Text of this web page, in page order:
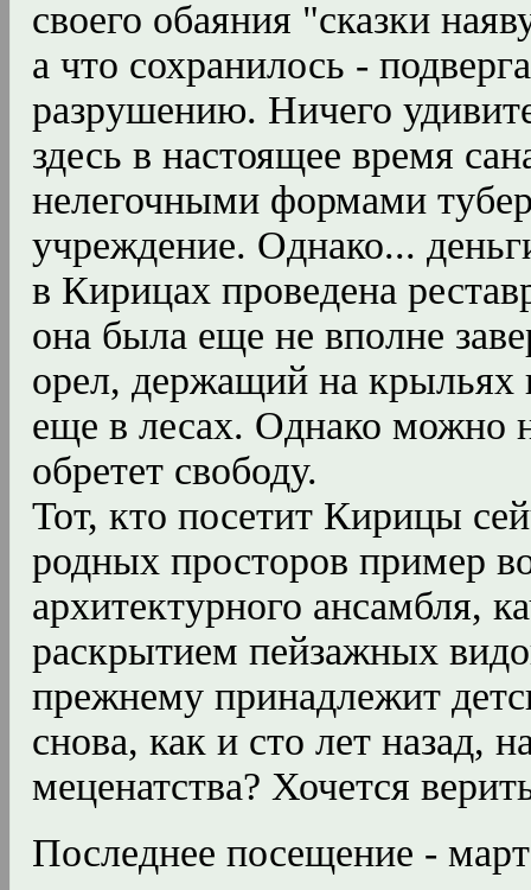
своего обаяния "сказки
а что сохранилось -
разрушению. Ничего
здесь в настоящее время
нелегочными формами
учреждение. Однако...
в Кирицах проведена
она была еще не вполне
орел, держащий на крыльях
еще в лесах. Однако можно
обретет свободу.
Тот, кто посетит Кирицы
родных просторов пример
архитектурного ансамбля,
раскрытием пейзажных
прежнему принадлежит
снова, как и сто лет назад,
меценатства? Хочется
Последнее посещение -